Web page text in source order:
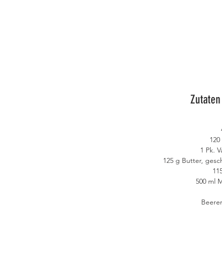
1 Pk.
125 g Butter,
500 ml